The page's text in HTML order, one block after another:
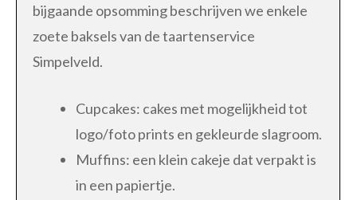
bijgaande opsomming beschrijven we enkele
zoete baksels van de taartenservice
Simpelveld.
Cupcakes: cakes met mogelijkheid tot
logo/foto prints en gekleurde slagroom.
Muffins: een klein cakeje dat verpakt is
in een papiertje.